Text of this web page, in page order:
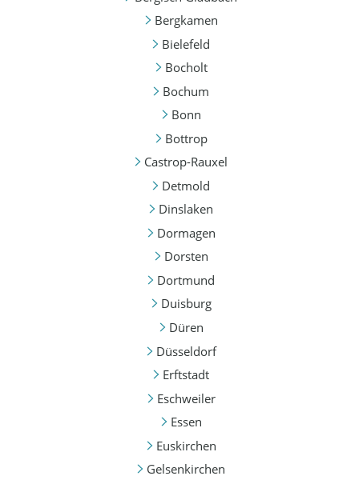
Bergkamen
Bielefeld
Bocholt
Bochum
Bonn
Bottrop
Castrop-Rauxel
Detmold
Dinslaken
Dormagen
Dorsten
Dortmund
Duisburg
Düren
Düsseldorf
Erftstadt
Eschweiler
Essen
Euskirchen
Gelsenkirchen